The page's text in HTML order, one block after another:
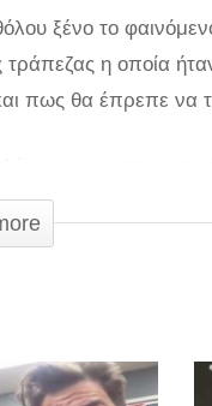
ξένο το
τράπεζας η οποία
πως θα έπρεπε να
υπάλληλο της